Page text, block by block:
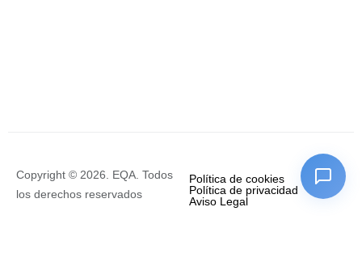
Copyright © 2026. EQA. Todos
los derechos reservados
Política de cookies
Política de privacidad
Aviso Legal